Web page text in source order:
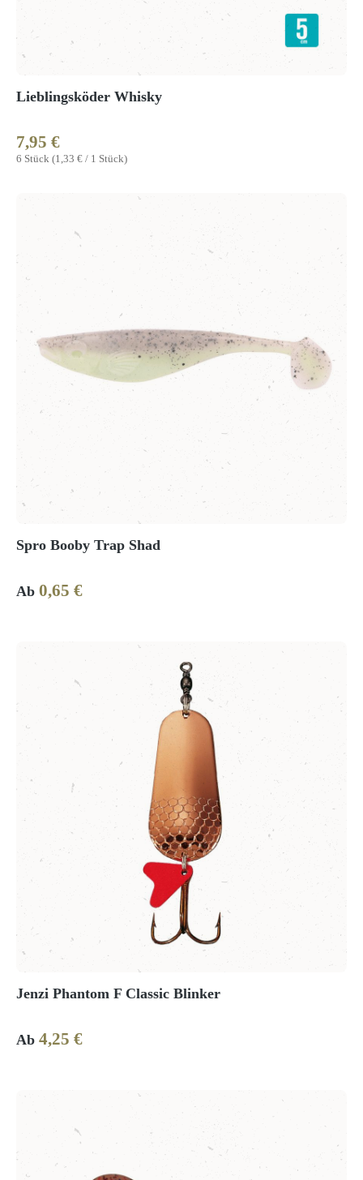
Lieblingsköder Whisky
6 Stück (1,33 € / 1 Stück)
Regulärer Preis:
7,95 €
Spro Booby Trap Shad
Regulärer Preis:
Ab 0,65 €
Jenzi Phantom F Classic Blinker
Regulärer Preis:
Ab 4,25 €